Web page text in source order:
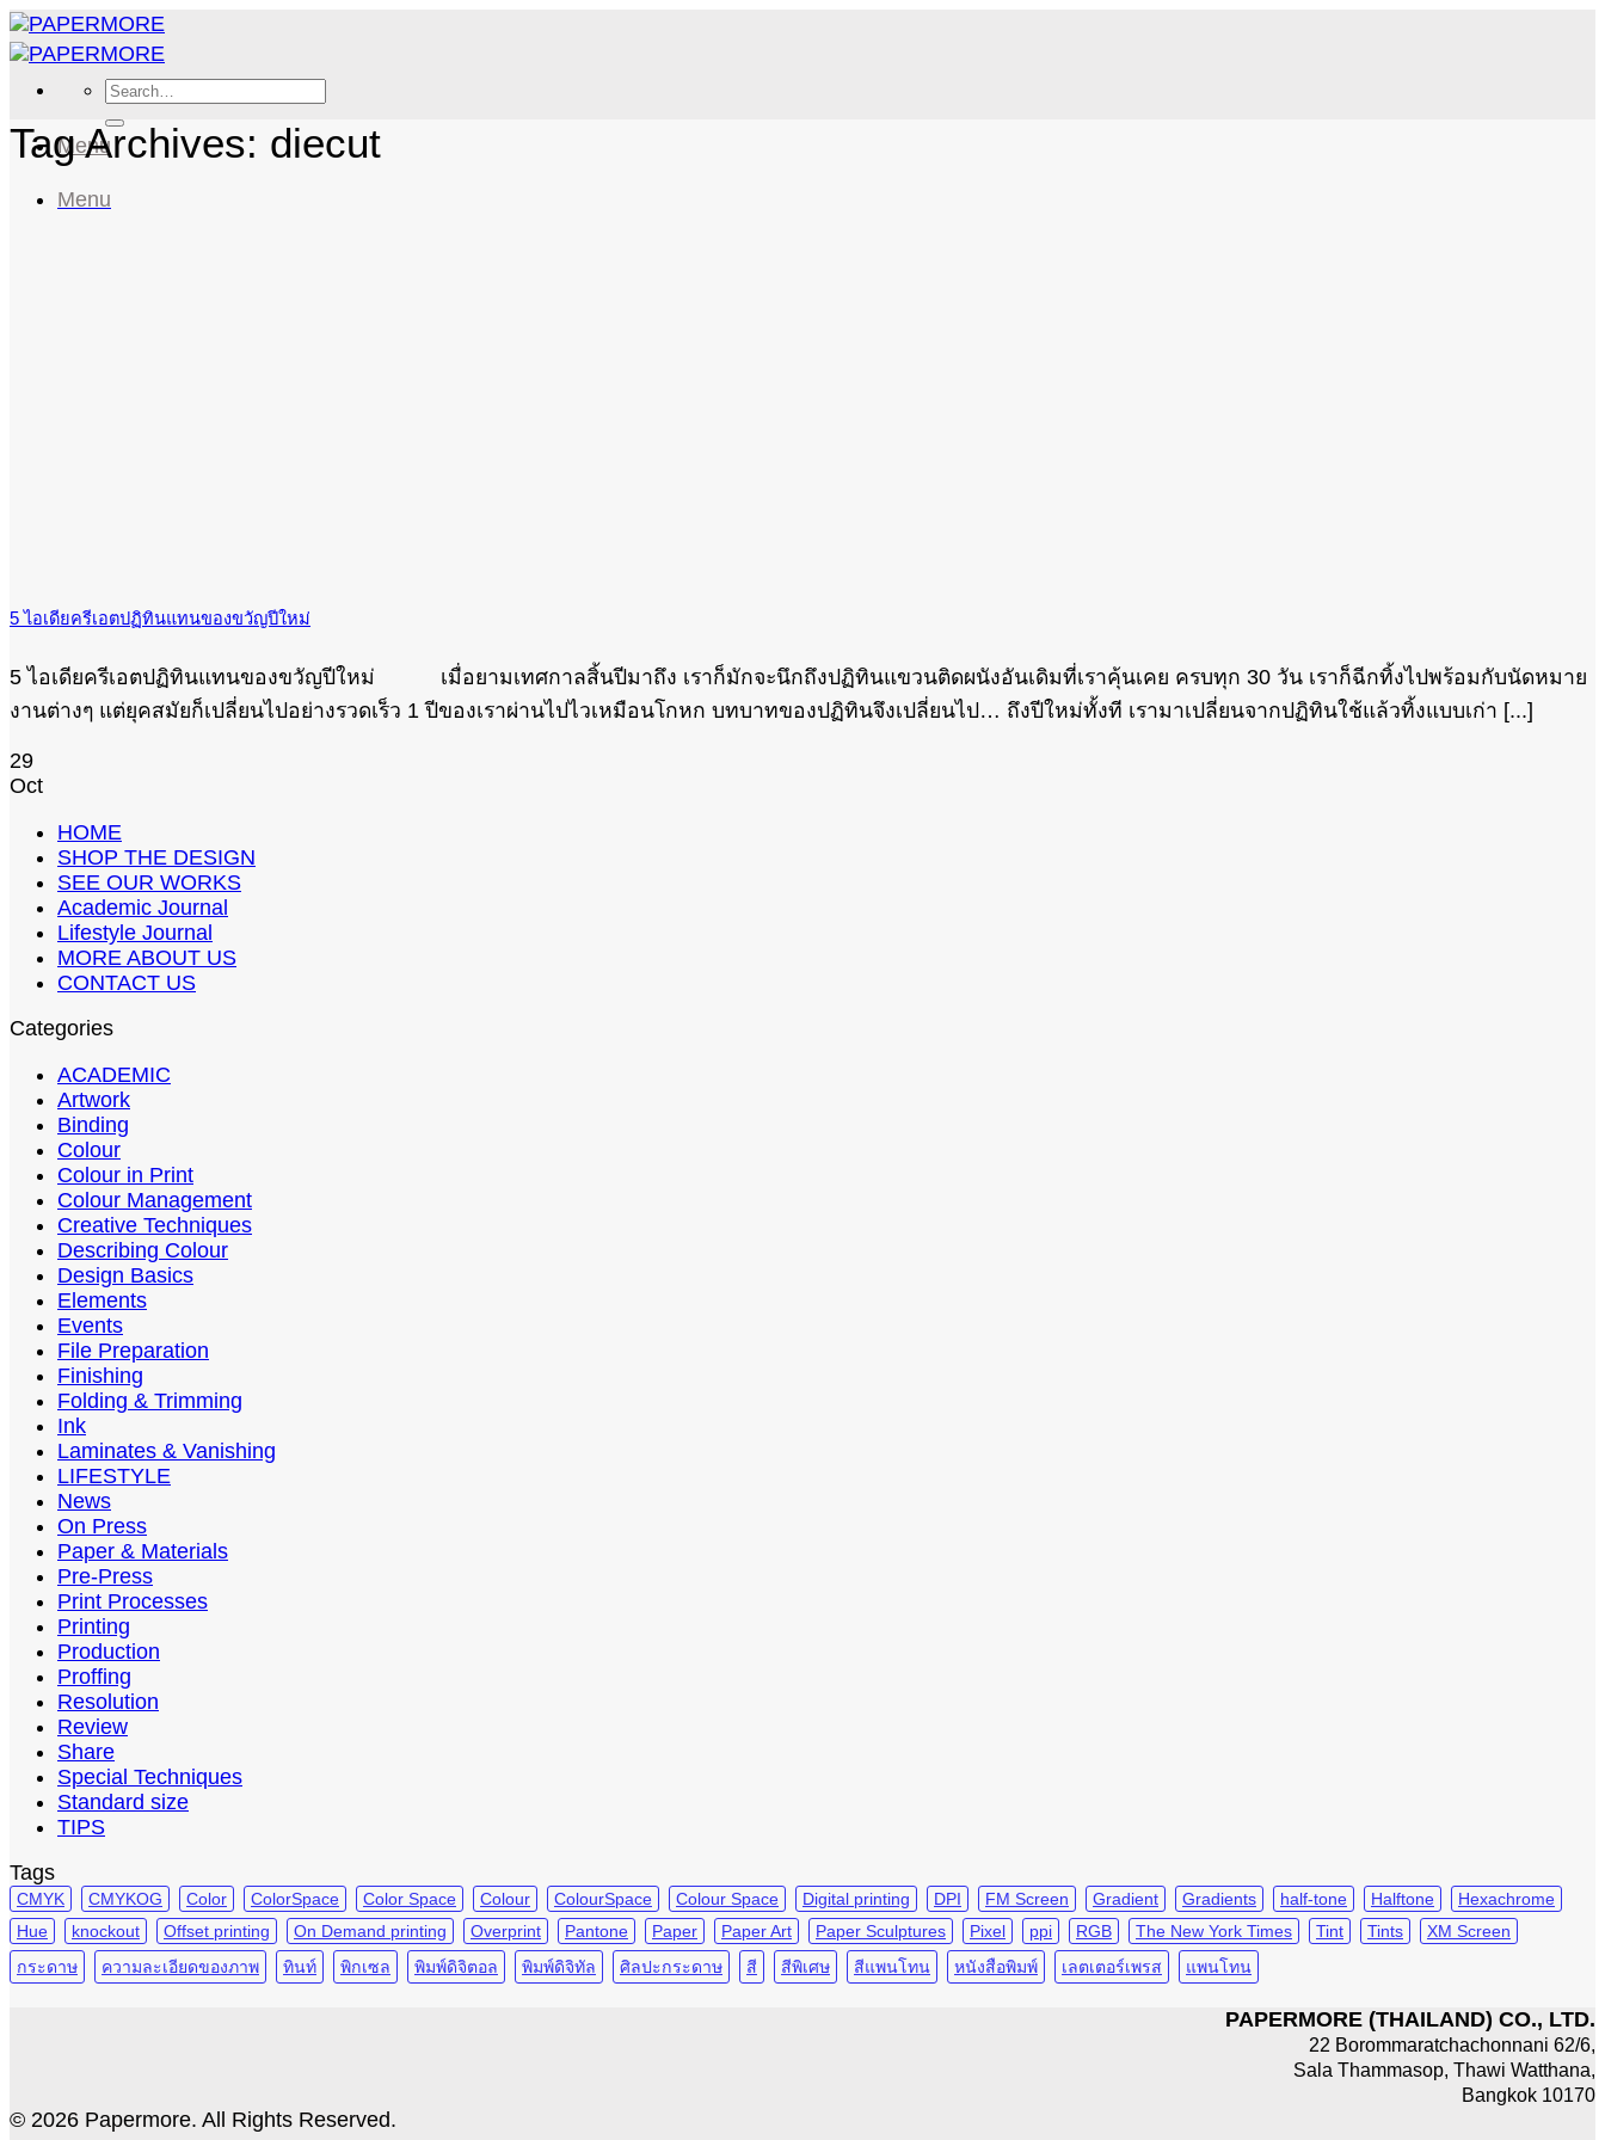
Skip
to
content
Search
Menu
Menu
Tag Archives: diecut
5 ไอเดียครีเอตปฏิทินแทนของขวัญปีใหม่
5 ไอเดียครีเอตปฏิทินแทนของขวัญปีใหม่ เมื่อยามเทศกาลสิ้นปีมาถึง เราก็มักจะนึกถึงปฏิทินแขวนติดผนังอันเดิมที่เราคุ้นเคย ครบทุก 30 วัน เราก็ฉีกทิ้งไปพร้อมกับนัดหมาย
งานต่างๆ แต่ยุคสมัยก็เปลี่ยนไปอย่างรวดเร็ว 1 ปีของเราผ่านไปไวเหมือนโกหก บทบาทของปฏิทินจึงเปลี่ยนไป… ถึงปีใหม่ทั้งที เรามาเปลี่ยนจากปฏิทินใช้แล้วทิ้งแบบเก่า [...]
29
Oct
HOME
SHOP THE DESIGN
SEE OUR WORKS
Academic Journal
Lifestyle Journal
MORE ABOUT US
CONTACT US
Categories
ACADEMIC
Artwork
Binding
Colour
Colour in Print
Colour Management
Creative Techniques
Describing Colour
Design Basics
Elements
Events
File Preparation
Finishing
Folding & Trimming
Ink
Laminates & Vanishing
LIFESTYLE
News
On Press
Paper & Materials
Pre-Press
Print Processes
Printing
Production
Proffing
Resolution
Review
Share
Special Techniques
Standard size
TIPS
Tags
CMYK CMYKOG Color ColorSpace Color Space Colour ColourSpace Colour Space Digital printing DPI FM Screen Gradient Gradients half-tone Halftone
Hexachrome
Hue
knockout Offset printing On Demand printing Overprint Pantone Paper Paper Art Paper Sculptures Pixel ppi RGB The New York Times Tint Tints
XM Screen
กระดาษ
ความละเอียดของภาพ ทินท์ พิกเซล พิมพ์ดิจิตอล พิมพ์ดิจิทัล ศิลปะกระดาษ สี สีพิเศษ สีแพนโทน หนังสือพิมพ์ เลตเตอร์เพรส แพนโทน
PAPERMORE (THAILAND) CO., LTD.
22 Borommaratchachonnani 62/6,
Sala Thammasop, Thawi Watthana,
Bangkok 10170
© 2026 Papermore. All Rights Reserved.